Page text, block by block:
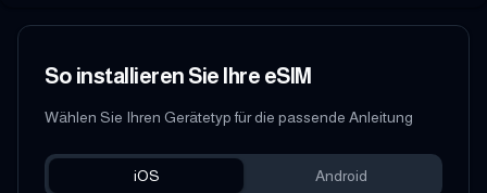
So installieren Sie Ihre eSIM
Wählen Sie Ihren Gerätetyp für die passende Anleitung
iOS Android